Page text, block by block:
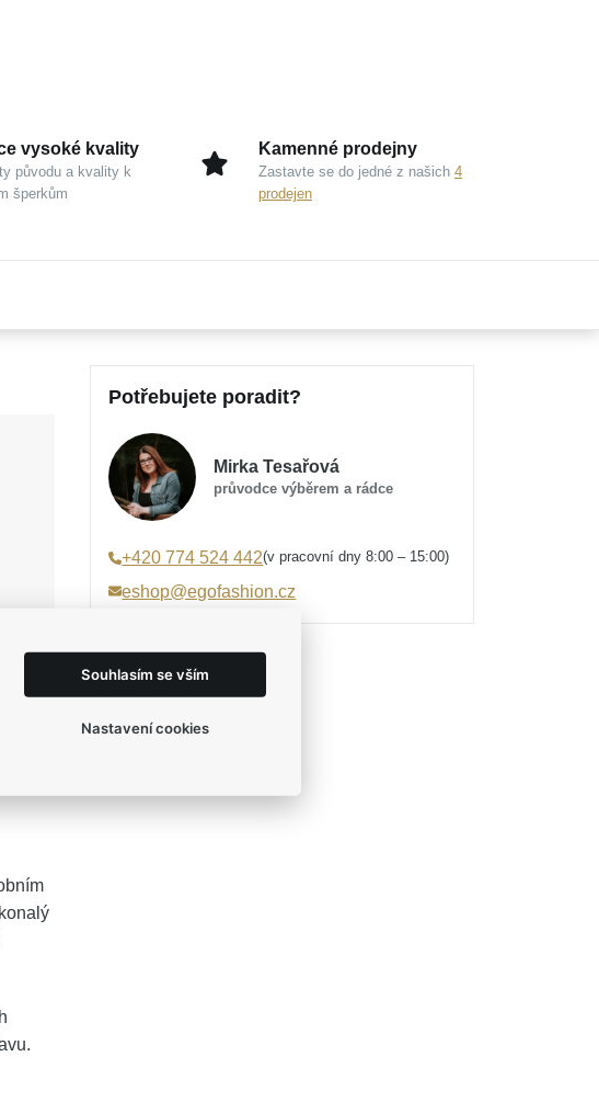
vysoké kvality
původu a kvality k
šperkům
Kamenné prodejny
Zastavte se do jedné z našich 4
prodejen
Potřebujete poradit?
Mirka Tesařová
průvodce výběrem a rádce
+420 774 524 442(v pracovní dny 8:00 – 15:00)
eshop@egofashion.cz
Souhlasím se vším
Nastavení cookies